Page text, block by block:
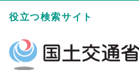
役立つ検索サイト